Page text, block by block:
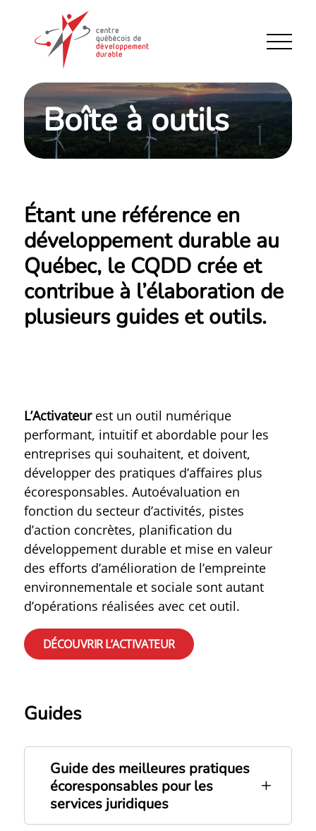
Boîte à outils
Étant une référence en
développement durable au
Québec, le CQDD crée et
contribue à l’élaboration de
plusieurs guides et outils.
L’Activateurest un outil numérique
performant, intuitif et abordable pour les
entreprises qui souhaitent, et doivent,
développer des pratiques d’affaires plus
écoresponsables. Autoévaluation en
fonction du secteur d’activités, pistes
d’action concrètes, planification du
développement durable et mise en valeur
des efforts d’amélioration de l’empreinte
environnementale et sociale sont autant
d’opérations réalisées avec cet outil.
DÉCOUVRIR L’ACTIVATEUR
Guides
Guide des meilleures pratiques
écoresponsables pour les
services juridiques